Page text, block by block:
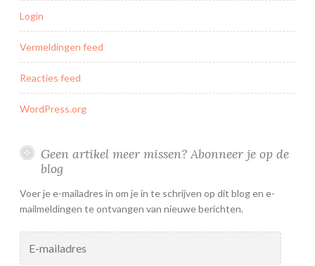
Login
Vermeldingen feed
Reacties feed
WordPress.org
Geen artikel meer missen? Abonneer je op de
blog
Voer je e-mailadres in om je in te schrijven op dit blog en e-
mailmeldingen te ontvangen van nieuwe berichten.
mailadres